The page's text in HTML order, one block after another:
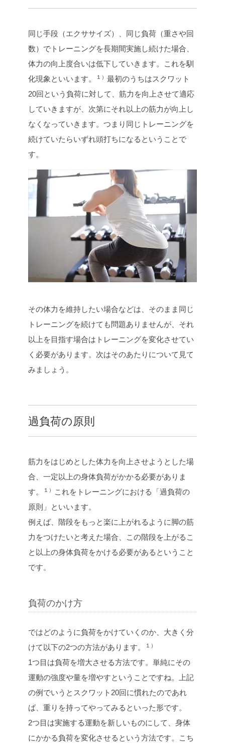
同じ手段（エクササイズ）、同じ負荷（重さや回
数）でトレーニングを長期間実施し続けた場合、
体力の向上度合いは低下していきます。これを馴
化現象といいます。
１） 最初のうちはスクワット
20回という負荷に対して、筋力を向上させて適応
していきますが、次第にそれ以上の筋力が向上し
なくなっていきます。つまり同じトレーニングを
続けていたらいずれ頭打ちになるということで
す。
その体力を維持したい場合などは、そのまま同じ
トレーニングを続けても問題ありませんが、それ
以上を目指す場合はトレーニングを変化させてい
く必要があります。次はそのあたりについて見て
みましょう。
過負荷の原則
筋力をはじめとした体力を向上させようとした場
合、一定以上の身体負荷がかかる必要がありま
す。
１）
これをトレーニングにおける「過負荷の
原則」といいます。
例えば、階段をもっと楽に上がれるように脚の筋
力をつけたいと考えた場合、この階段を上がるこ
と以上の身体負荷をかける必要があるということ
です。
負荷のかけ方
ではどのように負荷をかけていくのか、大きく分
けて以下の2つの方法があります。
１）
1つ目は負荷を増大させる方法です。単純にその
運動の強度や量を増やすということですね。上記
の例でいうとスクワット20回に慣れたのであれ
ば、重りを持ってやってみるといった形です。
2つ目は実施する運動を新しいものにして、身体
にかかる負荷を変化させるという方法です。こち